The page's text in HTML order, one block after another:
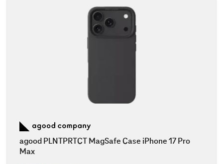
agood PLNTPRTCT MagSafe Case iPhone 17 Pro
Max